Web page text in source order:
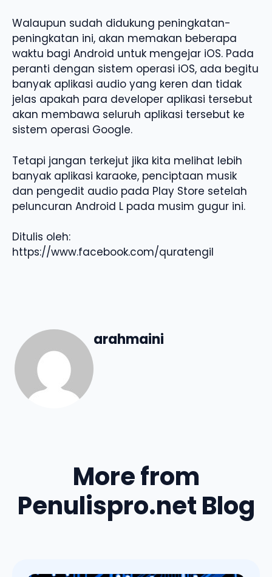
Walaupun sudah didukung peningkatan-
peningkatan ini, akan memakan beberapa
waktu bagi Android untuk mengejar iOS. Pada
peranti dengan sistem operasi iOS, ada begitu
banyak aplikasi audio yang keren dan tidak
jelas apakah para developer aplikasi tersebut
akan membawa seluruh aplikasi tersebut ke
sistem operasi Google.
Tetapi jangan terkejut jika kita melihat lebih
banyak aplikasi karaoke, penciptaan musik
dan pengedit audio pada Play Store setelah
peluncuran Android L pada musim gugur ini.
Ditulis oleh:
https://www.facebook.com/quratengil
arahmaini
More from
Penulispro.net Blog